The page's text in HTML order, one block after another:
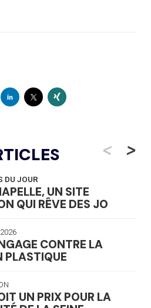
<
DU JOUR
UN SITE
QUI RÊVE DES JO
CONTRE LA
PLASTIQUE
UN PRIX POUR LA
>